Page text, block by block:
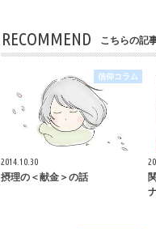
RECOMMEND こちらの記
信仰コラム
2014.10.30
摂理の＜献金＞の話